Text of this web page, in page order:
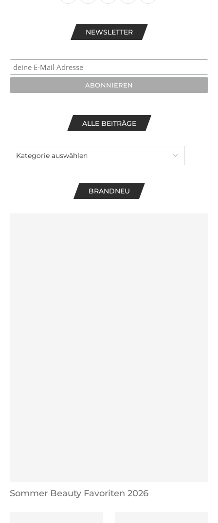
NEWSLETTER
ALLE BEITRÄGE
BRANDNEU
Sommer Beauty Favoriten 2026